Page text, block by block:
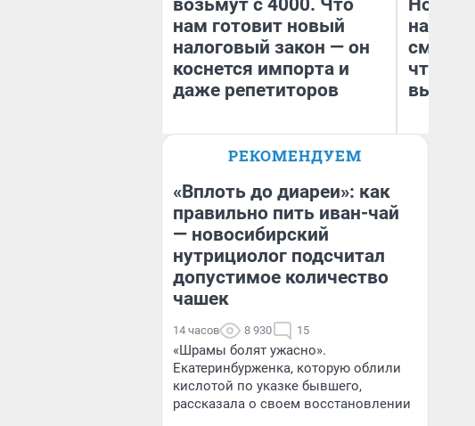
возьмут с 4000. Что
нам готовит новый
налоговый закон — он
коснется импорта и
даже репетиторов
Анастасия Завгородняя
чтобы
РЕКОМЕНДУЕМ
«Вплоть до диареи»: как
правильно пить иван-чай
— новосибирский
нутрициолог подсчитал
допустимое количество
чашек
14 часов 8 930 15
«Шрамы болят ужасно».
Екатеринбурженка, которую облили
кислотой по указке бывшего,
рассказала о своем восстановлении